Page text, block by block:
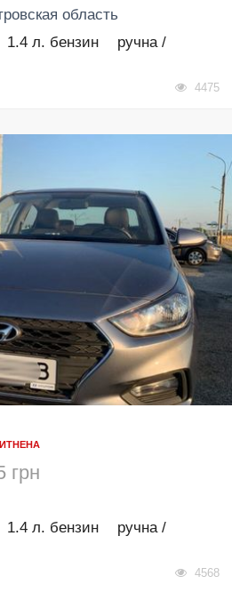
область
1.4 л. бензин
ручна /
4475
грн
1.4 л. бензин
ручна /
4568